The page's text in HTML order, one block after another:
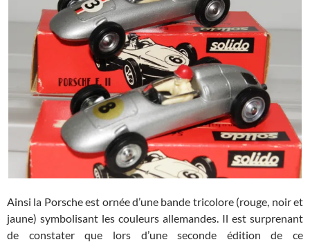
Ainsi la Porsche est ornée d’une bande tricolore (rouge, noir et
jaune) symbolisant les couleurs allemandes. Il est surprenant
de constater que lors d’une seconde édition de ce